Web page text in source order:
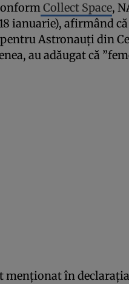
Collect Space,
ianuarie), afirmând că
Astronauţi din
au adăugat că
în